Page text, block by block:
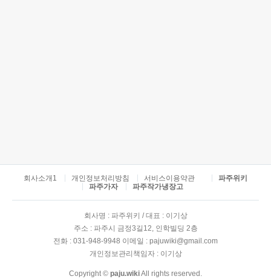
회사소개1 개인정보처리방침 서비스이용약관
파주위키
파주가자
파주작가냉장고
회사명 : 파주위키 / 대표 : 이기상
주소 : 파주시 금정3길12, 인학빌딩 2층
전화 : 031-948-9948 이메일 : pajuwiki@gmail.com
개인정보관리책임자 : 이기상
Copyright © paju.wikiAll rights reserved.